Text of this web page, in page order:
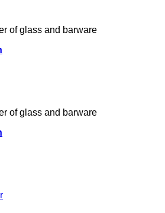
of glass and barware
of glass and barware